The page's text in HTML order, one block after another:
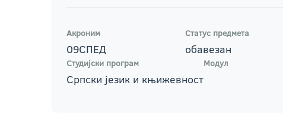
Акроним
09СПЕД
Статус предмета
обавезан
Студијски програм
Српски језик и књижевност
Модул